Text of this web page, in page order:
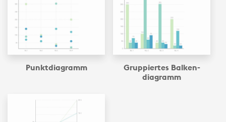
Punkt­diagramm
Gruppiertes Balken­
diagramm